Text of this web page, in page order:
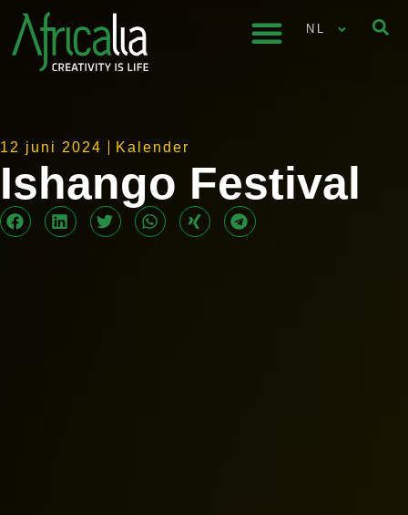
NL
12 juni 2024 Kalender
Ishango Festival